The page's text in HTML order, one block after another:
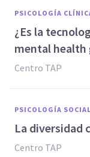
PSICOLOGÍA
¿Es la
mental health
Centro TAP
PSICOLOGÍA
La diversidad
Centro TAP